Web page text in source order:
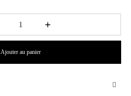
Ajouter au panier